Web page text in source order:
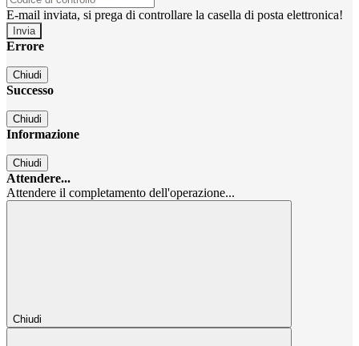
E-mail inviata, si prega di controllare la casella di posta elettronica!
Errore
Chiudi
Successo
Chiudi
Informazione
Chiudi
Attendere...
Attendere il completamento dell'operazione...
Chiudi